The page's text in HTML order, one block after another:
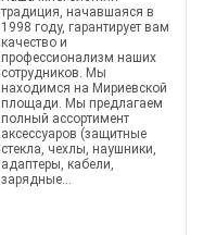
традиция, начавшаяся в
1998 году, гарантирует вам
качество и
профессионализм наших
сотрудников. Мы
находимся на Мириевской
площади. Мы предлагаем
полный ассортимент
аксессуаров (защитные
стекла, чехлы, наушники,
адаптеры, кабели,
зарядные...